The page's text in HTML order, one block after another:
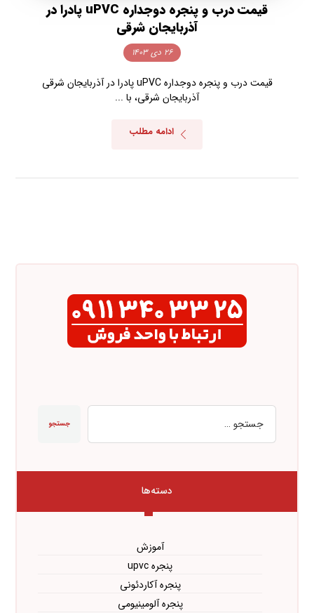
قیمت درب و پنجره دوجداره uPVC پادرا در
آذربایجان شرقی
۲۶ دی ۱۴۰۳
قیمت درب و پنجره دوجداره uPVC پادرا در آذربایجان شرقی
آذربایجان شرقی، با ...
ادامه مطلب
جستجو
دسته‌ها
آموزش
پنجره upvc
پنجره آکاردئونی
پنجره آلومینیومی